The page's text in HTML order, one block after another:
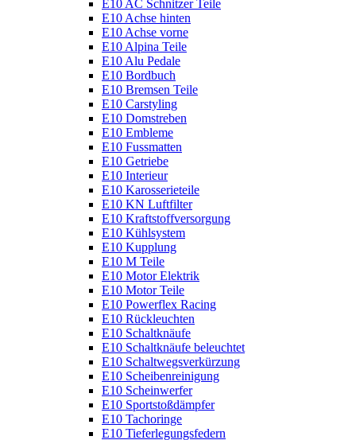
E10 AC Schnitzer Teile
E10 Achse hinten
E10 Achse vorne
E10 Alpina Teile
E10 Alu Pedale
E10 Bordbuch
E10 Bremsen Teile
E10 Carstyling
E10 Domstreben
E10 Embleme
E10 Fussmatten
E10 Getriebe
E10 Interieur
E10 Karosserieteile
E10 KN Luftfilter
E10 Kraftstoffversorgung
E10 Kühlsystem
E10 Kupplung
E10 M Teile
E10 Motor Elektrik
E10 Motor Teile
E10 Powerflex Racing
E10 Rückleuchten
E10 Schaltknäufe
E10 Schaltknäufe beleuchtet
E10 Schaltwegsverkürzung
E10 Scheibenreinigung
E10 Scheinwerfer
E10 Sportstoßdämpfer
E10 Tachoringe
E10 Tieferlegungsfedern